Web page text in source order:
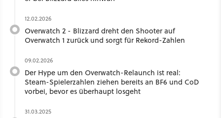
12.02.2026
Overwatch 2 - Blizzard dreht den Shooter auf
Overwatch 1 zurück und sorgt für Rekord-Zahlen
09.02.2026
Der Hype um den Overwatch-Relaunch ist real:
Steam-Spielerzahlen ziehen bereits an BF6 und CoD
vorbei, bevor es überhaupt losgeht
31.03.2025